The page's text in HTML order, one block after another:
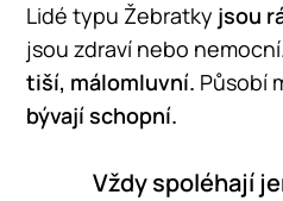
Lidé typu Žebratky jsou
jsou zdraví nebo
tiší, málomluvní. Působí
bývají schopní.
Vždy spoléhají